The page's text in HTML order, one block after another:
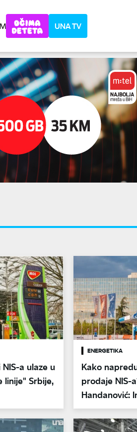
UNA TV
a ulaze u
linije" Srbije,
ENERGETIKA
Kako
prodaje NIS-
Handanović:
prvom planu